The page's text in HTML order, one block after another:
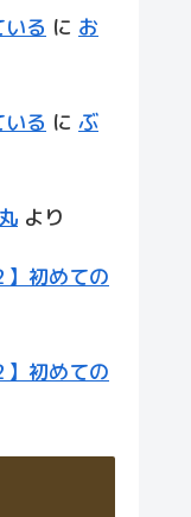
る に お
る に ぶ
より
初めての
初めての